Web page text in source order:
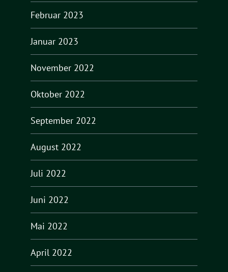
Februar 2023
Januar 2023
November 2022
Oktober 2022
September 2022
August 2022
Juli 2022
Juni 2022
Mai 2022
April 2022